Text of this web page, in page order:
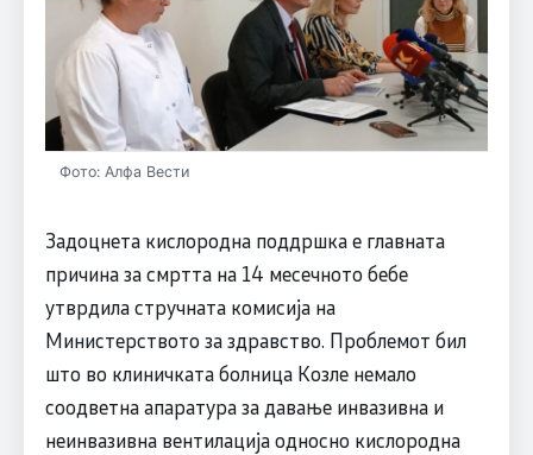
Фото: Алфа Вести
Задоцнета кислородна поддршка е главната
причина за смртта на 14 месечното бебе
утврдила стручната комисија на
Министерството за здравство. Проблемот бил
што во клиничката болница Козле немало
соодветна апаратура за давање инвазивна и
неинвазивна вентилација односно кислородна